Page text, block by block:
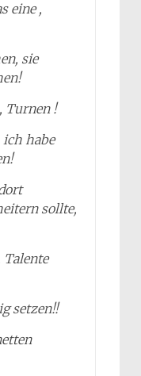
eine ,
sie
Turnen !
ich habe
sollte,
Talente
setzen!!